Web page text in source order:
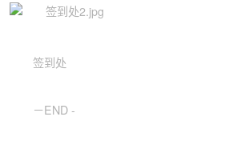
签到处
－END -